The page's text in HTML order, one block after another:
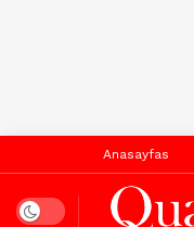
Anasayfas
Dark mode